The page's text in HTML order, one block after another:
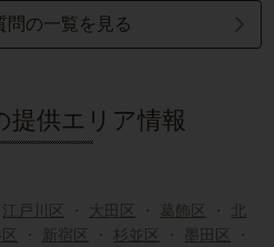
問の一覧を見る
提供エリア情報
江戸川区 ・ 大田区 ・ 葛飾区 ・ 北
・ 新宿区 ・杉並区 ・ 墨田区
・